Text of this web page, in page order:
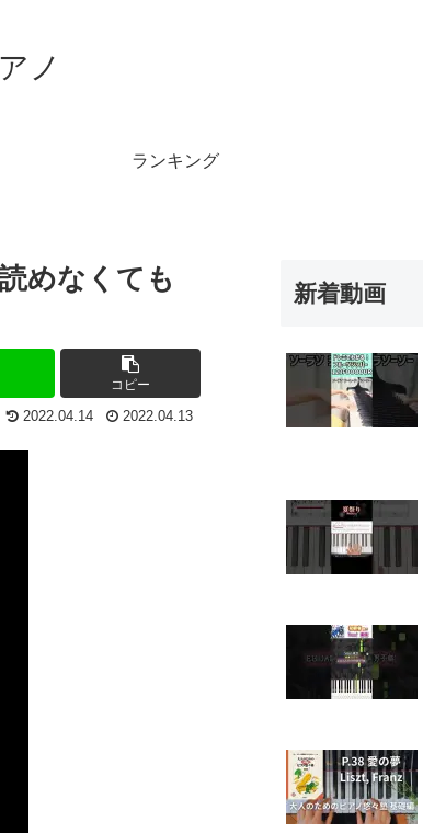
ノ
ランキング
めなくても
コピー
2022.04.14 2022.04.13
新着動画